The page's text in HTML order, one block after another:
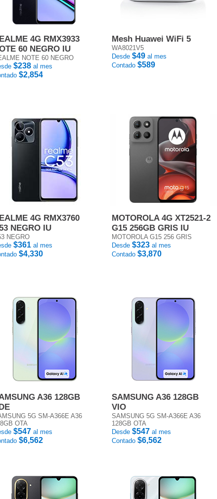
4G RMX3933
60 NEGRO IU
NOTE 60 NEGRO
$238 al mes
$2,854
Mesh Huawei WiFi 5
WA8021V5
Desde $49 al mes
Contado $589
4G RMX3760
NEGRO IU
NEGRO
$361 al mes
$4,330
MOTOROLA 4G XT2521-2
G15 256GB GRIS IU
MOTOROLA G15 256 GRIS
Desde $323 al mes
Contado $3,870
A36 128GB
5G SM-A366E A36
OTA
$547 al mes
$6,562
SAMSUNG A36 128GB
VIO
SAMSUNG 5G SM-A366E A36
128GB OTA
Desde $547 al mes
Contado $6,562